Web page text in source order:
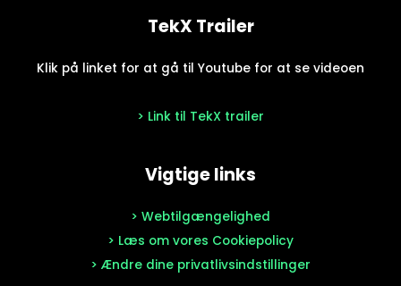
TekX Trailer
Klik på linket for at gå til Youtube for at se videoen
> Link til TekX trailer
Vigtige links
> Webtilgængelighed
> Læs om vores Cookiepolicy
> Ændre dine privatlivsindstillinger